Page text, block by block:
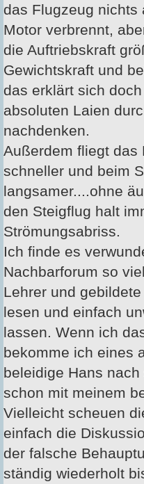
das Flugzeug nichts
Motor verbrennt,
die Auftriebskraft
Gewichtskraft und
das erklärt sich
absoluten Laien
nachdenken.
Außerdem fliegt das
schneller und beim
langsamer....ohne
den Steigflug halt
Strömungsabriss.
Ich finde es
Nachbarforum so
Lehrer und
lesen und einfach
lassen. Wenn ich
bekomme ich eines
beleidige Hans
schon mit meinem
Vielleicht scheuen
einfach die
der falsche
ständig wiederholt